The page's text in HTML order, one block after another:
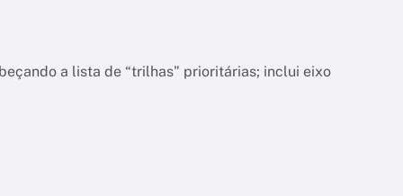
a lista de “trilhas" prioritárias; inclui eixo